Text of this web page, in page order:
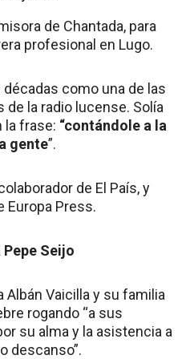
de Chantada, para
profesional en Lugo.
como una de las
la radio lucense. Solía
la frase: “contándole a la
gente”.
de El País, y
Europa Press.
Seijo
Albán Vaicilla y su familia
rogando “a sus
su alma y la asistencia a
descanso”.